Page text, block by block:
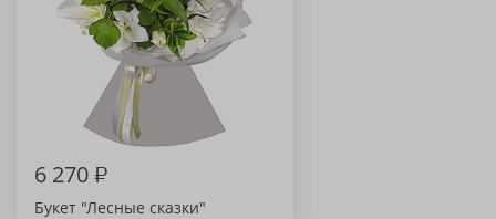
6 270₽
Букет "Лесные сказки"